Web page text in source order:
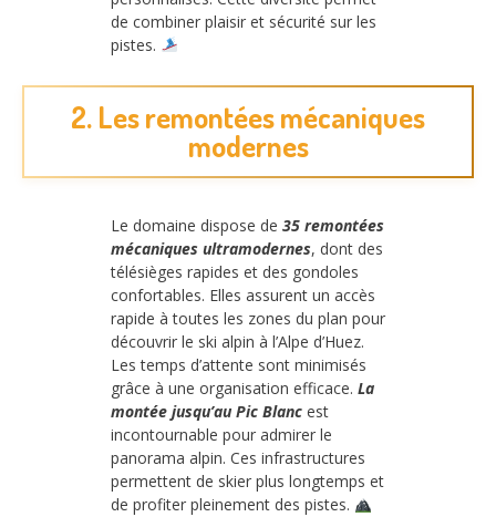
de combiner plaisir et sécurité sur les
pistes.
2. Les remontées mécaniques
modernes
Le domaine dispose de 35 remontées
mécaniques ultramodernes, dont des
télésièges rapides et des gondoles
confortables. Elles assurent un accès
rapide à toutes les zones du plan pour
découvrir le ski alpin à l’Alpe d’Huez.
Les temps d’attente sont minimisés
grâce à une organisation efficace. La
montée jusqu’au Pic Blanc est
incontournable pour admirer le
panorama alpin. Ces infrastructures
permettent de skier plus longtemps et
de profiter pleinement des pistes.